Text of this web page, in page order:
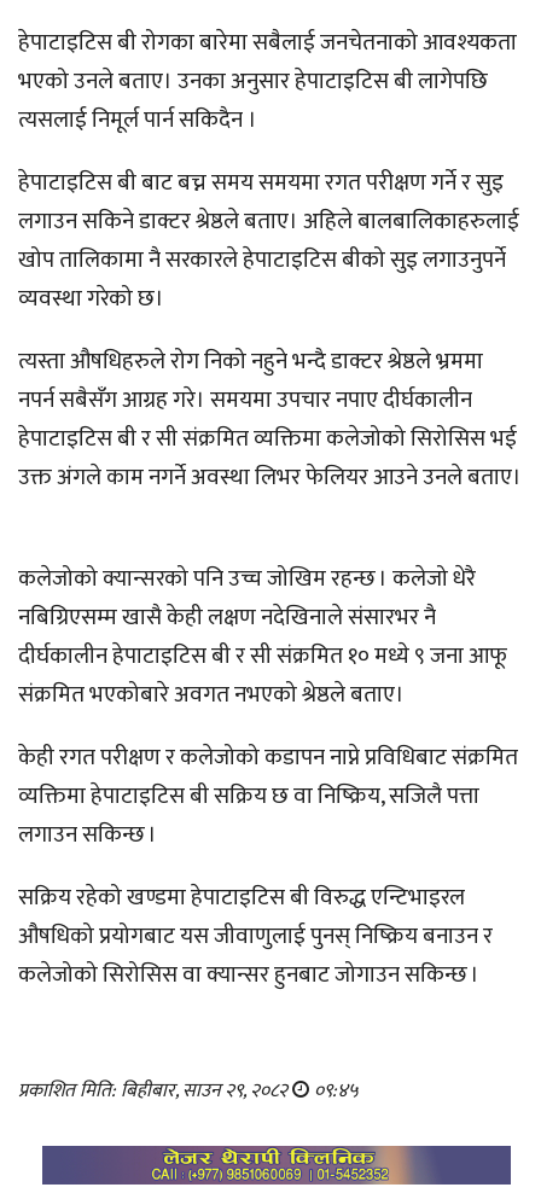
हेपाटाइटिस बी रोगका बारेमा सबैलाई जनचेतनाको आवश्यकता
भएको उनले बताए। उनका अनुसार हेपाटाइटिस बी लागेपछि
त्यसलाई निमूर्ल पार्न सकिदैन ।
हेपाटाइटिस बी बाट बच्न समय समयमा रगत परीक्षण गर्ने र सुइ
लगाउन सकिने डाक्टर श्रेष्ठले बताए। अहिले बालबालिकाहरुलाई
खोप तालिकामा नै सरकारले हेपाटाइटिस बीको सुइ लगाउनुपर्ने
व्यवस्था गरेको छ।
त्यस्ता औषधिहरुले रोग निको नहुने भन्दै डाक्टर श्रेष्ठले भ्रममा
नपर्न सबैसँग आग्रह गरे। समयमा उपचार नपाए दीर्घकालीन
हेपाटाइटिस बी र सी संक्रमित व्यक्तिमा कलेजोको सिरोसिस भई
उक्त अंगले काम नगर्ने अवस्था लिभर फेलियर आउने उनले बताए।
कलेजोको क्यान्सरको पनि उच्च जोखिम रहन्छ । कलेजो धेरै
नबिग्रिएसम्म खासै केही लक्षण नदेखिनाले संसारभर नै
दीर्घकालीन हेपाटाइटिस बी र सी संक्रमित १० मध्ये ९ जना आफू
संक्रमित भएकोबारे अवगत नभएको श्रेष्ठले बताए।
केही रगत परीक्षण र कलेजोको कडापन नाप्ने प्रविधिबाट संक्रमित
व्यक्तिमा हेपाटाइटिस बी सक्रिय छ वा निष्क्रिय, सजिलै पत्ता
लगाउन सकिन्छ ।
सक्रिय रहेको खण्डमा हेपाटाइटिस बी विरुद्ध एन्टिभाइरल
औषधिको प्रयोगबाट यस जीवाणुलाई पुनस् निष्क्रिय बनाउन र
कलेजोको सिरोसिस वा क्यान्सर हुनबाट जोगाउन सकिन्छ ।
प्रकाशित मिति: बिहीबार, साउन २९, २०८२ ०९:४५